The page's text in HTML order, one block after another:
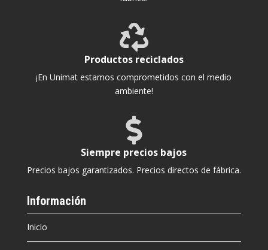

Productos reciclados
¡En Unimat estamos comprometidos con el medio
ambiente!

Siempre precios bajos
Precios bajos garantizados. Precios directos de fábrica.
Información
Inicio